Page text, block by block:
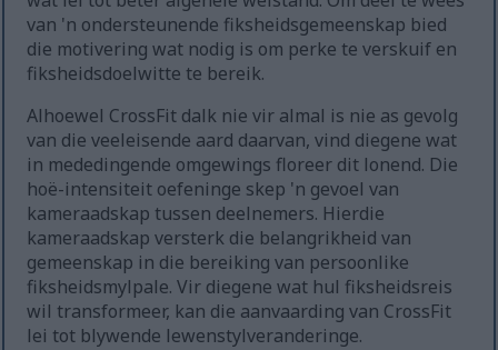
van 'n ondersteunende fiksheidsgemeenskap bied
die motivering wat nodig is om perke te verskuif en
fiksheidsdoelwitte te bereik.
Alhoewel CrossFit dalk nie vir almal is nie as gevolg
van die veeleisende aard daarvan, vind diegene wat
in mededingende omgewings floreer dit lonend. Die
hoë-intensiteit oefeninge skep 'n gevoel van
kameraadskap tussen deelnemers. Hierdie
kameraadskap versterk die belangrikheid van
gemeenskap in die bereiking van persoonlike
fiksheidsmylpale. Vir diegene wat hul fiksheidsreis
wil transformeer, kan die aanvaarding van CrossFit
lei tot blywende lewenstylveranderinge.